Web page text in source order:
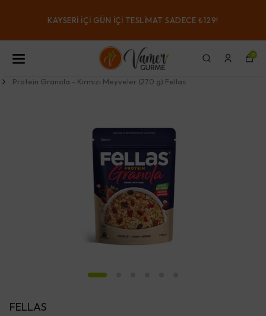
KAYSERI IÇI GÜN IÇI TESLIMAT SADECE ₺129!
0
Protein Granola - Kırmızı Meyveler (270 g) Fellas
FELLAS